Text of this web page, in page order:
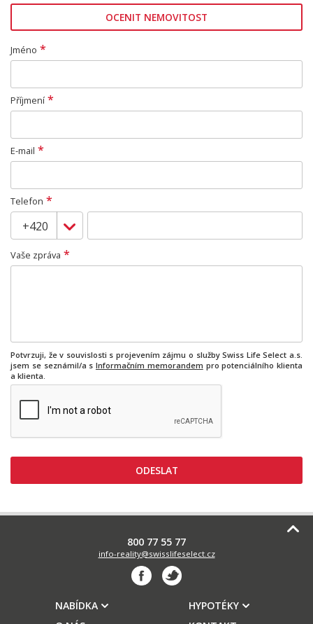
OCENIT NEMOVITOST
Jméno *
Příjmení *
E-mail *
Telefon *
Vaše zpráva *
Potvrzuji, že v souvislosti s projevením zájmu o služby Swiss Life Select a.s.
jsem se seznámil/a s Informačním memorandem pro potenciálního klienta
a klienta.
800 77 55 77
info-reality@swisslifeselect.cz
NABÍDKA
HYPOTÉKY